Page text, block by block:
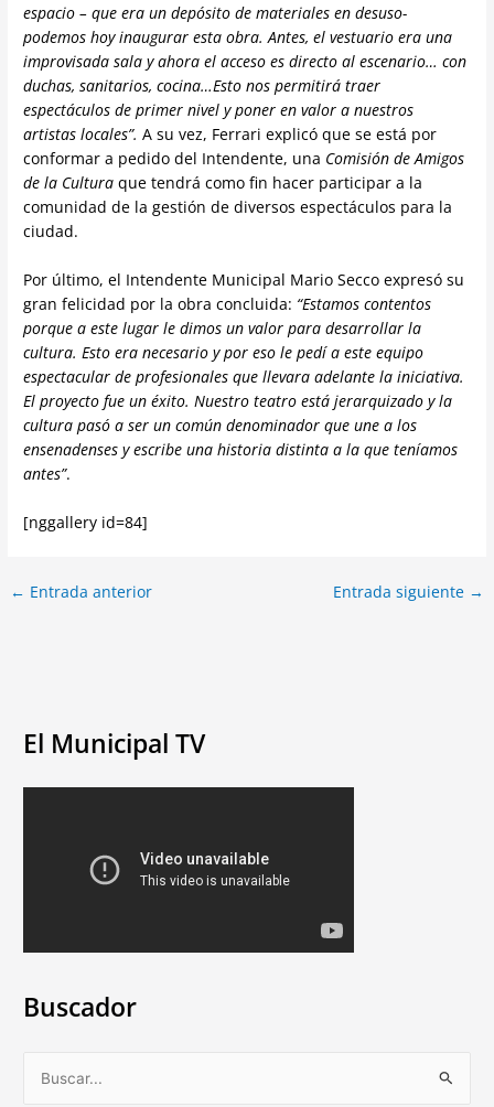
espacio – que era un depósito de materiales en desuso-
podemos hoy inaugurar esta obra. Antes, el vestuario era una
improvisada sala y ahora el acceso es directo al escenario… con
duchas, sanitarios, cocina…Esto nos permitirá traer
espectáculos de primer nivel y poner en valor a nuestros
artistas locales”. A su vez, Ferrari explicó que se está por
conformar a pedido del Intendente, una Comisión de Amigos
de la Culturaque tendrá como fin hacer participar a la
comunidad de la gestión de diversos espectáculos para la
ciudad.
Por último, el Intendente Municipal Mario Secco expresó su
gran felicidad por la obra concluida: “Estamos contentos
porque a este lugar le dimos un valor para desarrollar la
cultura. Esto era necesario y por eso le pedí a este equipo
espectacular de profesionales que llevara adelante la iniciativa.
El proyecto fue un éxito. Nuestro teatro está jerarquizado y la
cultura pasó a ser un común denominador que une a los
ensenadenses y escribe una historia distinta a la que teníamos
antes”.
[nggallery id=84]
← Entrada anterior Entrada siguiente →
El Municipal TV
Buscador